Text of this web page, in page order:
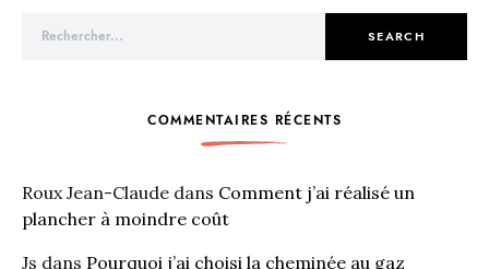
SEARCH
COMMENTAIRES RÉCENTS
Roux Jean-Claude dans Comment j’ai réalisé un
plancher à moindre coût
Js dans Pourquoi j’ai choisi la cheminée au gaz